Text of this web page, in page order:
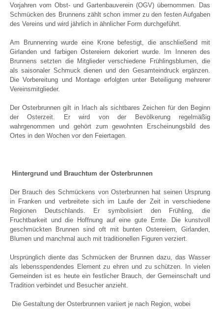
Vorjahren vom Obst- und Gartenbauverein (OGV) übernommen. Das
Schmücken des Brunnens zählt schon immer zu den festen Aufgaben
des Vereins und wird jährlich in ähnlicher Form durchgeführt.
Am Brunnenring wurde eine Krone befestigt, die anschließend mit
Girlanden und farbigen Ostereiern dekoriert wurde. Im Inneren des
Brunnens setzten die Mitglieder verschiedene Frühlingsblumen, die
als saisonaler Schmuck dienen und den Gesamteindruck ergänzen.
Die Vorbereitung und Montage erfolgten unter Beteiligung mehrerer
Vereinsmitglieder.
Der Osterbrunnen gilt in Irlach als sichtbares Zeichen für den Beginn
der Osterzeit. Er wird von der Bevölkerung regelmäßig
wahrgenommen und gehört zum gewohnten Erscheinungsbild des
Ortes in den Wochen vor den Feiertagen.
Hintergrund und Brauchtum der Osterbrunnen
Der Brauch des Schmückens von Osterbrunnen hat seinen Ursprung
in Franken und verbreitete sich im Laufe der Zeit in verschiedene
Regionen Deutschlands. Er symbolisiert den Frühling, die
Fruchtbarkeit und die Hoffnung auf eine gute Ernte. Die kunstvoll
geschmückten Brunnen sind oft mit bunten Ostereiern, Girlanden,
Blumen und manchmal auch mit traditionellen Figuren verziert.
Ursprünglich diente das Schmücken der Brunnen dazu, das Wasser
als lebensspendendes Element zu ehren und zu schützen. In vielen
Gemeinden ist es heute ein festlicher Brauch, der Gemeinschaft und
Tradition verbindet und Besucher anzieht.
Die Gestaltung der Osterbrunnen variiert je nach Region, wobei